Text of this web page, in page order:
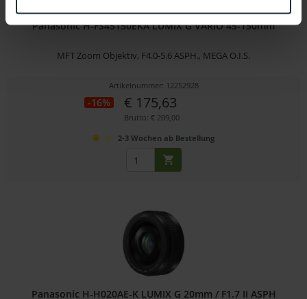
Panasonic H-FS45150EKA LUMIX G VARIO 45-150mm
MFT Zoom Objektiv, F4.0-5.6 ASPH., MEGA O.I.S.
Artikelnummer: 12252928
-16% € 175,63
Brutto: € 209,00
2-3 Wochen ab Bestellung
Panasonic H-H020AE-K LUMIX G 20mm / F1.7 II ASPH